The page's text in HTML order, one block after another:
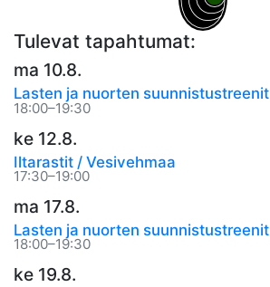
Tulevat tapahtumat:
ma 10.8.
Lasten ja nuorten suunnistustreenit
18:00–19:30
ke 12.8.
Iltarastit / Vesivehmaa
17:30–19:00
ma 17.8.
Lasten ja nuorten suunnistustreenit
18:00–19:30
ke 19.8.